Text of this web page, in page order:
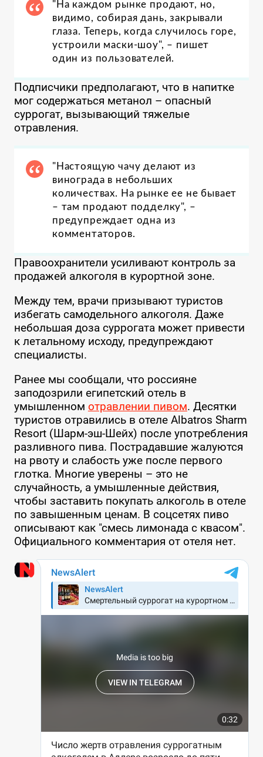
"На каждом рынке продают, но,
видимо, собирая дань, закрывали
глаза. Теперь, когда случилось горе,
устроили маски-шоу", – пишет
один из пользователей.
Подписчики предполагают, что в напитке
мог содержаться метанол – опасный
суррогат, вызывающий тяжелые
отравления.
"Настоящую чачу делают из
винограда в небольших
количествах. На рынке ее не бывает
– там продают подделку", –
предупреждает одна из
комментаторов.
Правоохранители усиливают контроль за
продажей алкоголя в курортной зоне.
Между тем, врачи призывают туристов
избегать самодельного алкоголя. Даже
небольшая доза суррогата может привести
к летальному исходу, предупреждают
специалисты.
Ранее мы сообщали, что россияне
заподозрили египетский отель в
умышленном отравлении пивом. Десятки
туристов отравились в отеле Albatros Sharm
Resort (Шарм-эш-Шейх) после употребления
разливного пива. Пострадавшие жалуются
на рвоту и слабость уже после первого
глотка. Многие уверены – это не
случайность, а умышленные действия,
чтобы заставить покупать алкоголь в отеле
по завышенным ценам. В соцсетях пиво
описывают как "смесь лимонада с квасом".
Официального комментария от отеля нет.